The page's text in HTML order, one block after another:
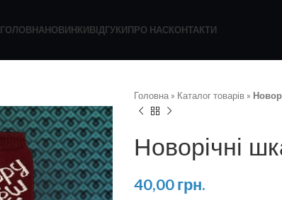
ГОЛОВНАНОВИНКИВІДГУКИПРО НАСКОНТАКТИ
Головна » Каталог товарів »
Новорічні
40,00грн.